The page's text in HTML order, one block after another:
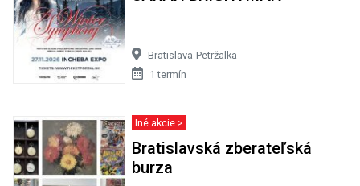
Bratislava-Petržalka
1 termín
Iné akcie >
Bratislavská zberateľská
burza